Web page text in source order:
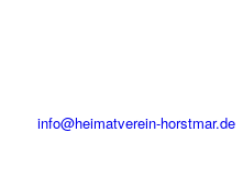
info@heimatverein-horstmar.de